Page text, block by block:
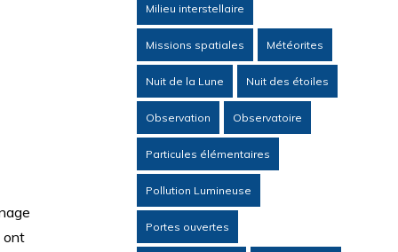
ont
Milieu interstellaire
Missions spatiales Météorites
Nuit de la Lune Nuit des étoiles
Observation Observatoire
Particules élémentaires
Pollution Lumineuse
Portes ouvertes